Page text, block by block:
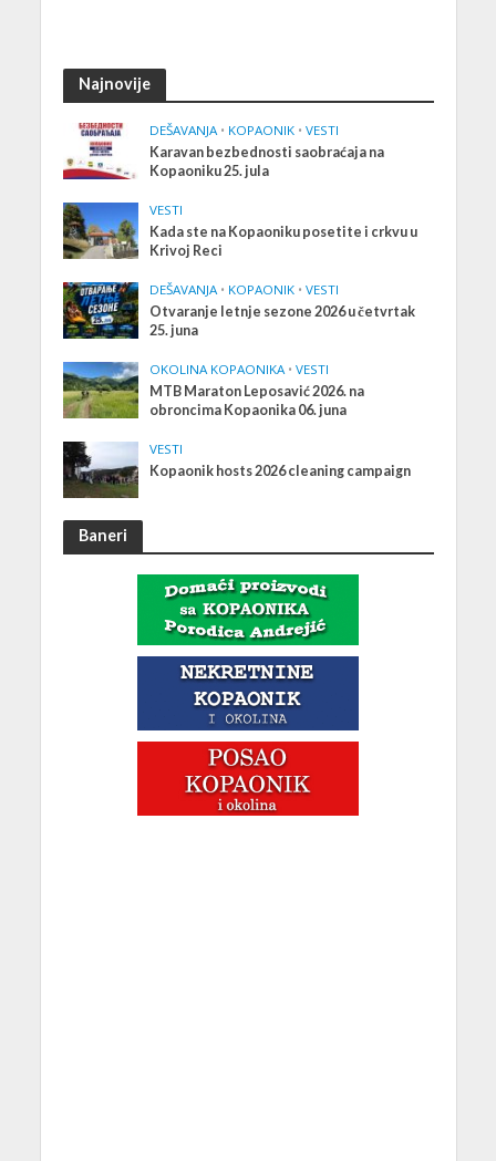
Najnovije
DEŠAVANJA • KOPAONIK • VESTI
Karavan bezbednosti saobraćaja na
Kopaoniku 25. jula
VESTI
Kada ste na Kopaoniku posetite i crkvu u
Krivoj Reci
DEŠAVANJA • KOPAONIK • VESTI
Otvaranje letnje sezone 2026 u četvrtak
25. juna
OKOLINA KOPAONIKA • VESTI
MTB Maraton Leposavić 2026. na
obroncima Kopaonika 06. juna
VESTI
Kopaonik hosts 2026 cleaning campaign
Baneri